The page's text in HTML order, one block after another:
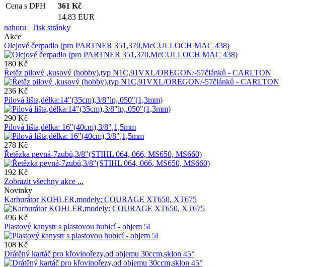
Cena s DPH
361 Kč
14,83 EUR
nahoru | Tisk stránky
Akce
Olejové čerpadlo (pro PARTNER 351,370,McCULLOCH MAC 438)
180 Kč
Řetěz pilový ,kusový (hobby),typ N1C,91VXL/OREGON/-57článků - CARLTON
236 Kč
Pilová lišta,délka:14"(35cm),3/8"lp,.050"(1,3mm)
290 Kč
Pilová lišta,délka: 16"(40cm),3/8",1,5mm
278 Kč
Řetězka pevná-7zubů,3/8"(STIHL 064, 066, MS650, MS660)
192 Kč
Zobrazit všechny akce ...
Novinky
Karburátor KOHLER,modely: COURAGE XT650, XT675
496 Kč
Plastový kanystr s plastovou hubicí - objem 5l
108 Kč
Drátěný kartáč pro křovinořezy,od objemu 30ccm,sklon 45°